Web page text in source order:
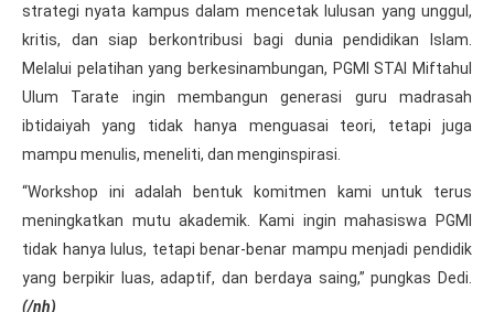
strategi nyata kampus dalam mencetak lulusan yang unggul,
kritis, dan siap berkontribusi bagi dunia pendidikan Islam.
Melalui pelatihan yang berkesinambungan, PGMI STAI Miftahul
Ulum Tarate ingin membangun generasi guru madrasah
ibtidaiyah yang tidak hanya menguasai teori, tetapi juga
mampu menulis, meneliti, dan menginspirasi.
“Workshop ini adalah bentuk komitmen kami untuk terus
meningkatkan mutu akademik. Kami ingin mahasiswa PGMI
tidak hanya lulus, tetapi benar-benar mampu menjadi pendidik
yang berpikir luas, adaptif, dan berdaya saing,” pungkas Dedi.
(/nh)